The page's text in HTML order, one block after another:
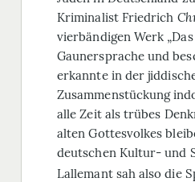
Kriminalist Friedrich
vierbändigen Werk
Gaunersprache und
erkannte in der
Zusammenstückung
alle Zeit als trübes
alten Gottesvolkes
deutschen Kultur- und
Lallemant sah also die